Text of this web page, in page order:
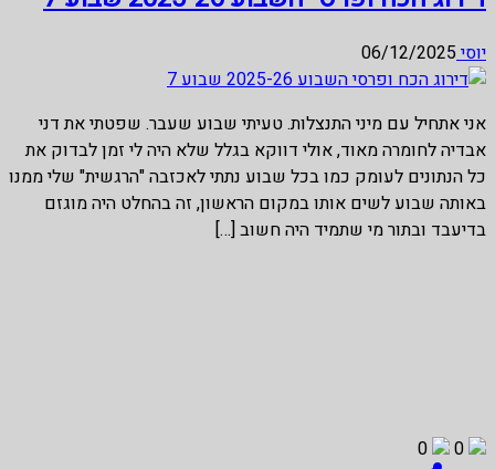
יוסי 06/12/2025
אני אתחיל עם מיני התנצלות. טעיתי שבוע שעבר. שפטתי את דני
אבדיה לחומרה מאוד, אולי דווקא בגלל שלא היה לי זמן לבדוק את
כל הנתונים לעומק כמו בכל שבוע נתתי לאכזבה "הרגשית" שלי ממנו
באותה שבוע לשים אותו במקום הראשון, זה בהחלט היה מוגזם
בדיעבד ובתור מי שתמיד היה חשוב […]
0
0